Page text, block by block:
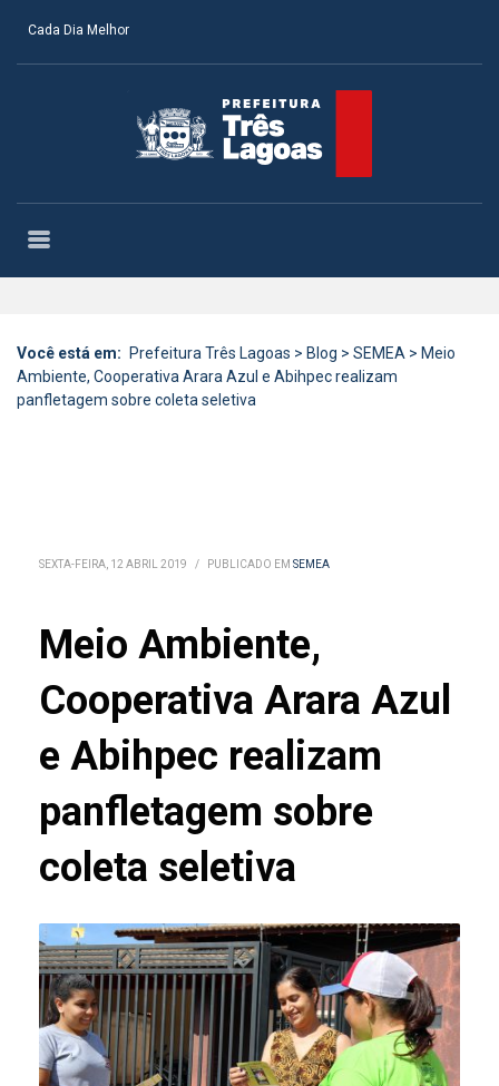
Cada Dia Melhor
Você está em: Prefeitura Três Lagoas > Blog > SEMEA > Meio
Ambiente, Cooperativa Arara Azul e Abihpec realizam
panfletagem sobre coleta seletiva
SEXTA-FEIRA, 12 ABRIL 2019 / PUBLICADO EM SEMEA
Meio Ambiente,
Cooperativa Arara Azul
e Abihpec realizam
panfletagem sobre
coleta seletiva